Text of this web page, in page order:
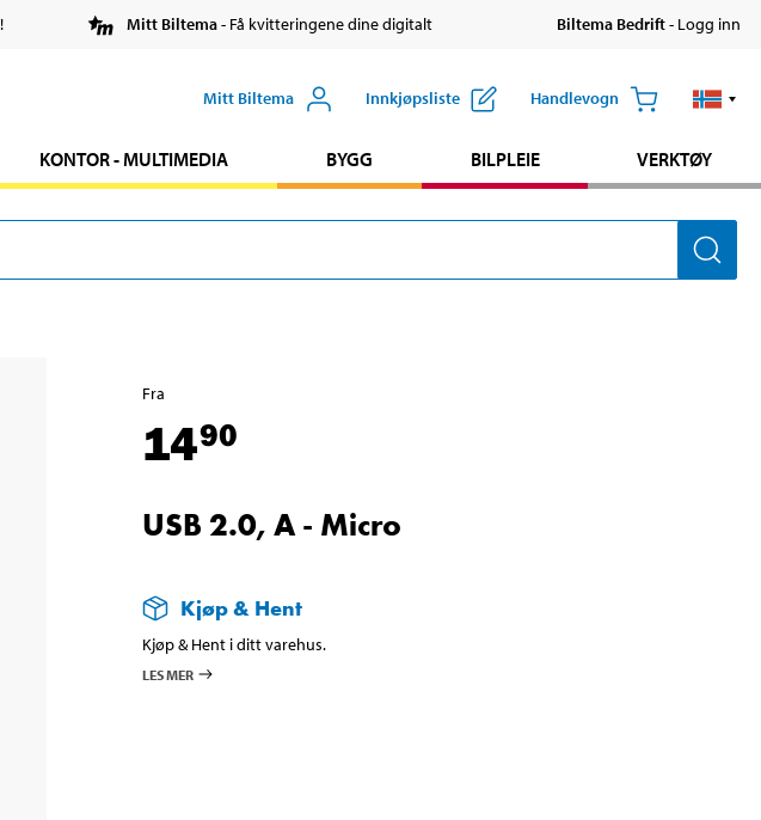
Mitt Biltema- Få kvitteringene dine digitalt Biltema Bedrift- Logg inn
Mitt Biltema Innkjøpsliste Handlevogn
KONTOR - MULTIMEDIA BYGG BILPLEIE VERKTØY
Fra
1490
USB 2.0, A - Micro
Kjøp & Hent
Kjøp & Hent i ditt varehus.
LES MER